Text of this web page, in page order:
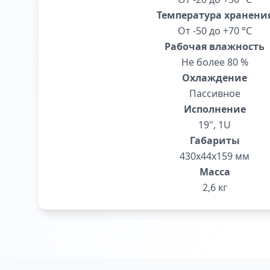
Температура
От -50 до +70 °С
Рабочая влажность
Не более 80 %
Охлаждение
Пассивное
Исполнение
19", 1U
Габариты
430x44x159 мм
Масса
2,6 кг